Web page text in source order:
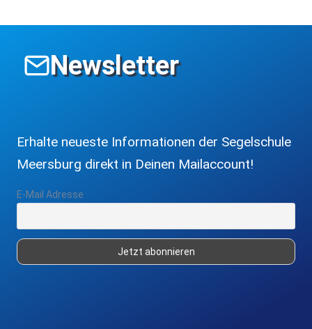
Newsletter
Erhalte neueste Informationen der Segelschule
Meersburg direkt in Deinen Mailaccount!
E-Mail Adresse